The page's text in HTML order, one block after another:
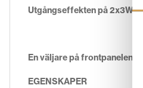
Utgångseffekten på 2x3W
En väljare på frontpanelen
EGENSKAPER